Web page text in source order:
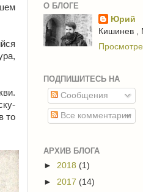
то
О БЛОГЕ
Юрий
Кишинев ,
ПОДПИШИТЕСЬ НА
Сообщения
Все комментарии
АРХИВ БЛОГА
► 2018 (1)
► 2017 (14)